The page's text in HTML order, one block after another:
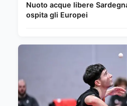
Nuoto acque libere
ospita gli Europei